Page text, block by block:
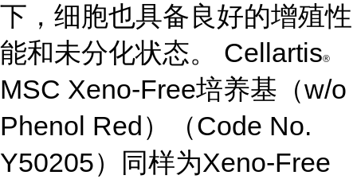
下，细胞也具备良好的增殖性
能和未分化状态。 Cellartis®
MSC Xeno-Free培养基（w/o
Phenol Red）（Code No.
Y50205）同样为Xeno-Free